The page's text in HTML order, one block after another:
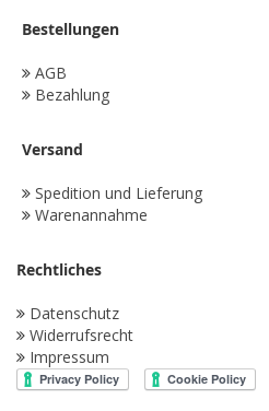
Bestellungen
AGB
Bezahlung
Versand
Spedition und Lieferung
Warenannahme
Rechtliches
Datenschutz
Widerrufsrecht
Impressum